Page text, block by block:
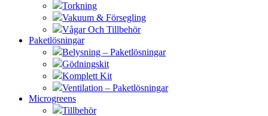
Torkning
Vakuum & Försegling
Vågar Och Tillbehör
Paketlösningar
Belysning – Paketlösningar
Gödningskit
Komplett Kit
Ventilation – Paketlösningar
Microgreens
Tillbehör